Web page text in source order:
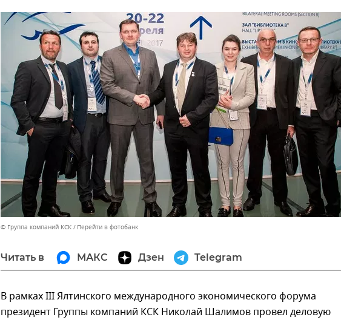
© Группа компаний КСК Перейти в фотобанк
Читать в МАКС Дзен Telegram
В рамках III Ялтинского международного экономического форума
президент Группы компаний КСК Николай Шалимов провел деловую